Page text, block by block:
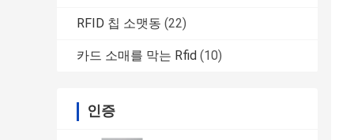
RFID 칩 소맷동 (22)
카드 소매를 막는 Rfid (10)
인증